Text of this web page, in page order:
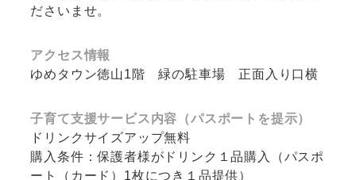
ださいませ。
アクセス情報
ゆめタウン徳山1階 緑の駐車場 正面入り口横
子育て支援サービス内容（パスポートを提示）
ドリンクサイズアップ無料
購入条件：保護者様がドリンク１品購入（パスポ
ート（カード）1枚につき１品提供）